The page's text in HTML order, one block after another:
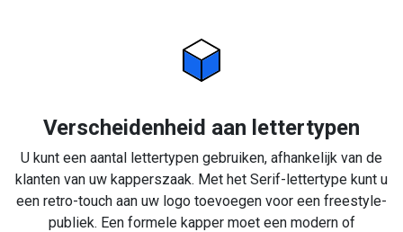
Verscheidenheid aan lettertypen
U kunt een aantal lettertypen gebruiken, afhankelijk van de
klanten van uw kapperszaak. Met het Serif-lettertype kunt u
een retro-touch aan uw logo toevoegen voor een freestyle-
publiek. Een formele kapper moet een modern of